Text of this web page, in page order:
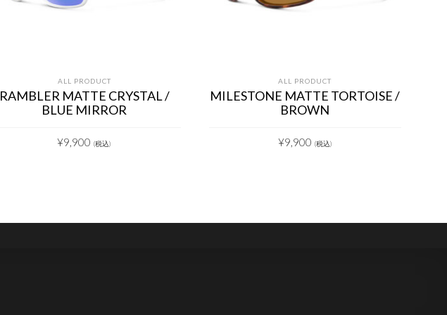
ALL PRODUCT
RAMBLER MATTE CRYSTAL /
BLUE MIRROR
¥9,900 (税込)
ALL PRODUCT
MILESTONE MATTE TORTOISE /
BROWN
¥9,900 (税込)